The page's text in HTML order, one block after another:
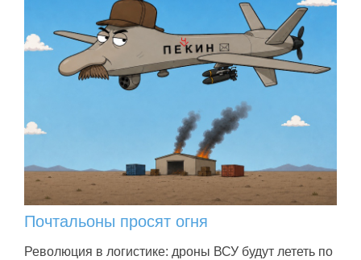
Почтальоны просят огня
Революция в логистике: дроны ВСУ будут лететь по